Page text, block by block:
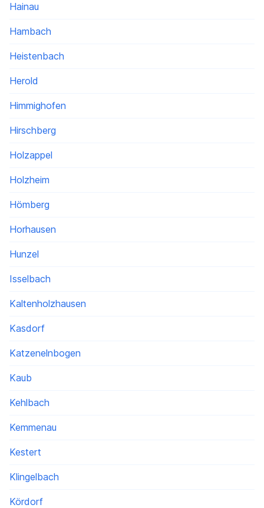
Hainau
Hambach
Heistenbach
Herold
Himmighofen
Hirschberg
Holzappel
Holzheim
Hömberg
Horhausen
Hunzel
Isselbach
Kaltenholzhausen
Kasdorf
Katzenelnbogen
Kaub
Kehlbach
Kemmenau
Kestert
Klingelbach
Kördorf